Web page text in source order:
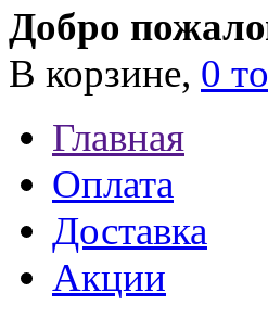
Добро
В корзине, 0
Главная
Оплата
Доставка
Акции